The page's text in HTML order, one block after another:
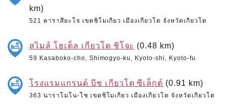
km)
521 คาราสึยะโจ เขตชิโมเกียว เมืองเกียวโต จังหวัดเกียวโต
สไมล์ โฮเต็ล เกียวโต ชิโจะ (0.48 km)
59 Kasaboko-cho, Shimogyo-ku, Kyoto-shi, Kyoto-fu
โรงแรมแกรนด์ บีช เกียวโต ซีเล็กต์ (0.91 km)
363 นาราโมโน-โช เขตชิโมเกียว เมืองเกียวโต จังหวัดเกียวโต